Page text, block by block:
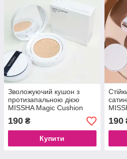
Зволожуючий кушон з
протизапальною дією
MISSHA Magic Cushion
Moist Up (SPF50+/PA+++)
ТОН 21, 15 g
190 ₴
Купити
190